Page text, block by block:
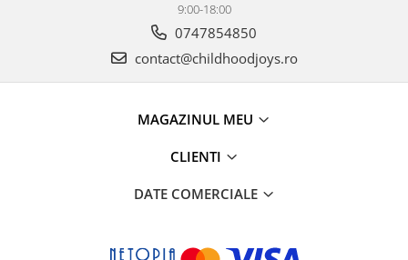
9:00-18:00
0747854850
contact@childhoodjoys.ro
MAGAZINUL MEU
CLIENTI
DATE COMERCIALE